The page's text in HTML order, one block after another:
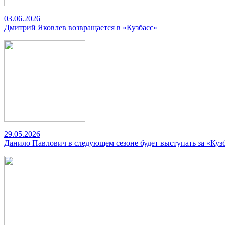
03.06.2026
Дмитрий Яковлев возвращается в «Кузбасс»
29.05.2026
Данило Павлович в следующем сезоне будет выступать за